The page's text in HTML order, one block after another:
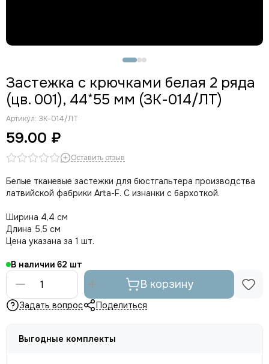
Застежка с крючками белая 2 ряда
(цв. 001), 44*55 мм (ЗК-014/ЛТ)
Артикул: ЗК-014/ЛТ
59.00 ₽
Оставить отзыв
Белые тканевые застежки для бюстгальтера производства
латвийской фабрики Arta-F. С изнанки с бархоткой.
Ширина 4,4 см
Длина 5,5 см
Цена указана за 1 шт.
В наличии 62
В корзину
Задать вопрос Поделиться
Выгодные комплекты